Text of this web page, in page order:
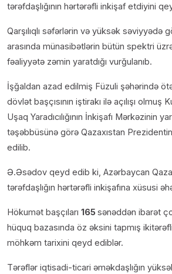
tərəfdaşlığının hərtərəfli inkişaf etdiyini
Qarşılıqlı səfərlərin və yüksək səviyyədə
arasında münasibətlərin bütün spektri üzrə
fəaliyyətə zəmin yaratdığı vurğulanıb.
İşğaldan azad edilmiş Füzuli şəhərində
dövlət başçısının iştirakı ilə açılışı olmuş
Uşaq Yaradıcılığının İnkişafı Mərkəzinin
təşəbbüsünə görə Qazaxıstan
edilib.
Ə.Əsədov qeyd edib ki, Azərbaycan
tərəfdaşlığın hərtərəfli inkişafına xüsusi
Hökumət başçıları 165 sənəddən ibarət
hüquq bazasında öz əksini tapmış
möhkəm tarixini qeyd ediblər.
Tərəflər iqtisadi-ticari əməkdaşlığın